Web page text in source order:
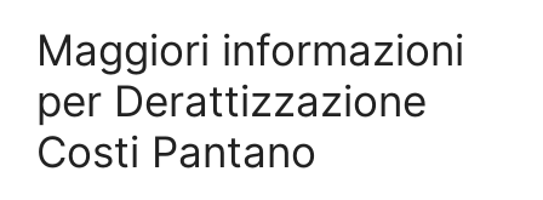
Maggiori informazioni
per Derattizzazione
Costi Pantano